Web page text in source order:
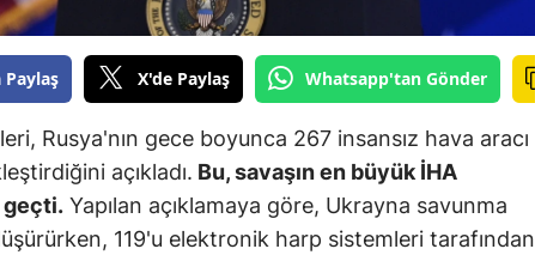
Çanakkale
Çankırı
Çorum
Denizli
X'de Paylaş Whatsapp'tan Gönder
Rusya'nın gece boyunca 267 insansız hava aracı
açıkladı. Bu, savaşın en büyük İHA
geçti. Yapılan açıklamaya göre, Ukrayna savunma
119'u elektronik harp sistemleri tarafından